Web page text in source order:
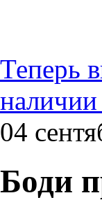
Теперь
наличии
04
Боди